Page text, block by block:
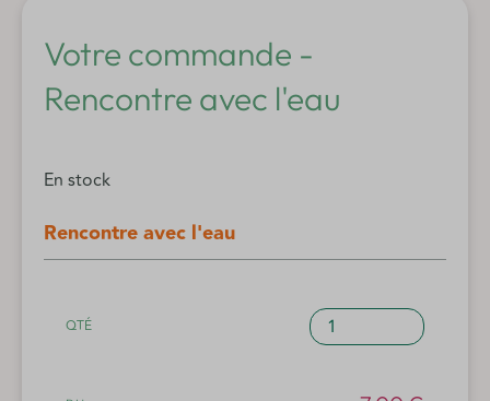
Votre commande -
Rencontre avec l'eau
En stock
Rencontre avec l'eau
quantité
de